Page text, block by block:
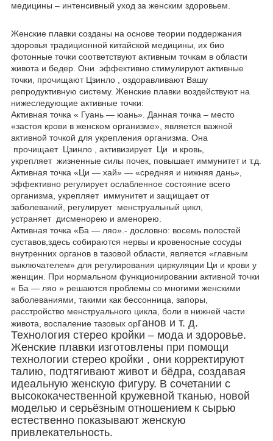
медицины – интенсивный уход за женским здоровьем.
Женские плавки созданы на основе теории поддержания
здоровья традиционной китайской медицины, их био
фотонные точки соответствуют активным точкам в области
живота и бедер. Они эффективно стимулируют активные
точки, прочищают Цзинло , оздоравливают Вашу
репродуктивную систему. Женские плавки воздействуют на
нижеследующие активные точки:
Активная точка « Гуань ― юань». Данная точка – место
«застоя крови в женском организме», является важной
активной точкой для укрепления организма. Она
прочищает Цзинло , активизирует Ци и кровь,
укрепляет жизненные силы почек, повышает иммунитет и т.д.
Активная точка «Ци ― хай» ― «средняя и нижняя дань»,
эффективно регулирует ослабленное состояние всего
организма, укрепляет иммунитет и защищает от
заболеваний, регулирует менструальный цикл,
устраняет дисменорею и аменорею.
Активная точка «Ба ― ляо».- дословно: восемь полостей
суставов,здесь собираются нервы и кровеносные сосуды
внутренних органов в тазовой области, является «главным
выключателем» для регулирования циркуляции Ци и крови у
женщин. При нормальном функционировании активной точки
« Ба ― ляо » решаются проблемы со многими женскими
заболеваниями, такими как бессонница, запоры,
расстройство менструального цикла, боли в нижней части
живота, воспаление тазовых органов и т. д.
Технология стерео кройки – мода и здоровье.
Женские плавки изготовлены при помощи
технологии стерео кройки , они корректируют
талию, подтягивают живот и бёдра, создавая
идеальную женскую фигуру. В сочетании с
высококачественной кружевной тканью, новой
моделью и серьёзным отношением к сырью
естественно показывают женскую
привлекательность.